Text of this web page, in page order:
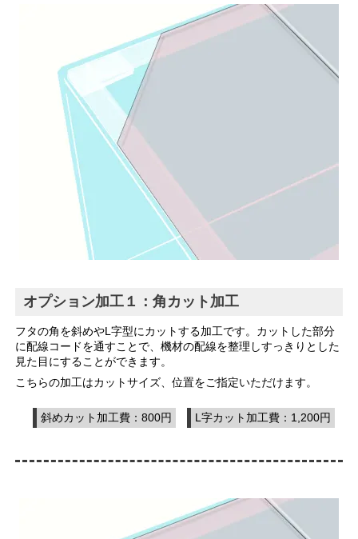
オプション加工１：角カット加工
フタの角を斜めやL字型にカットする加工です。カットした部分
に配線コードを通すことで、機材の配線を整理しすっきりとした
見た目にすることができます。
こちらの加工はカットサイズ、位置をご指定いただけます。
斜めカット加工費：800円 L字カット加工費：1,200円